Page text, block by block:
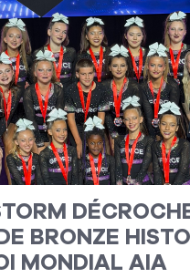
BRONZE
MONDIAL AIA